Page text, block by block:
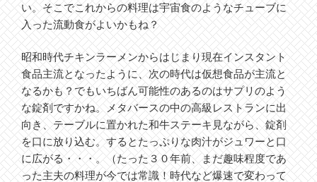
い。そこでこれからの料理は宇宙食のようなチューブに
入った流動食がよいかもね？
昭和時代チキンラーメンからはじまり現在インスタント
食品主流となったように、次の時代は仮想食品が主流と
なるかも？でもいちばん可能性のあるのはサプリのよう
な錠剤ですかね。メタバースの中の高級レストランに出
向き、テーブルに置かれた和牛ステーキ見ながら、錠剤
を口に放り込む。するとたっぷりな肉汁がジュワーと口
に広がる・・・。（たった３０年前、まだ趣味程度であ
った主夫の料理が今では常識！時代など爆速で変わって